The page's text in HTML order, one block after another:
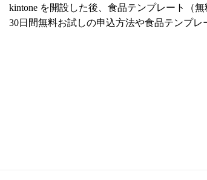
kintone を開設した後、食品テンプレート（無
30日間無料お試しの申込方法や食品テンプ